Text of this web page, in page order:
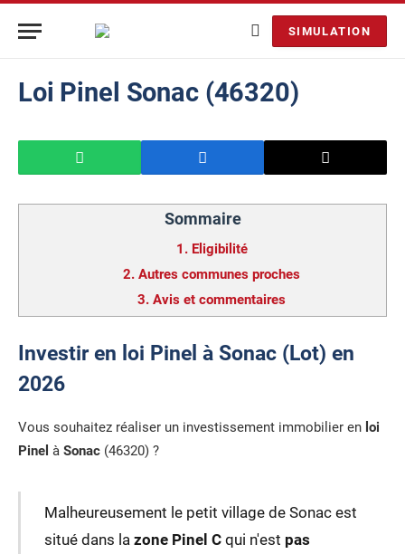
SIMULATION
Loi Pinel Sonac (46320)
Sommaire
1. Eligibilité
2. Autres communes proches
3. Avis et commentaires
Investir en loi Pinel à Sonac (Lot) en
2026
Vous souhaitez réaliser un investissement immobilier en loi
Pinel à Sonac (46320) ?
Malheureusement le petit village de Sonac est
situé dans la zone Pinel Cqui n'est pas